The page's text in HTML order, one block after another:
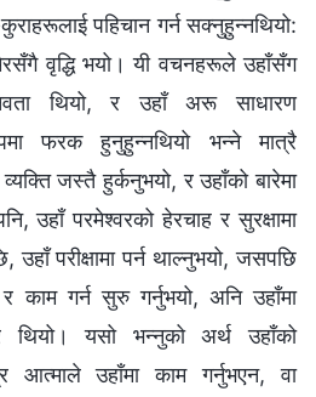
पहिचान गर्न सक्‍नुहुन्‍नथियो:
वृद्धि भयो। यी वचनहरूले उहाँसँग
थियो, र उहाँ अरू साधारण
फरक हुनुहुन्‍नथियो भन्‍ने मात्रै
जस्तै हुर्कनुभयो, र उहाँको बारेमा
उहाँ परमेश्‍वरको हेरचाह र सुरक्षामा
उहाँ परीक्षामा पर्न थाल्‍नुभयो, जसपछि
काम गर्न सुरु गर्नुभयो, अनि उहाँमा
थियो। यसो भन्‍नुको अर्थ उहाँको
आत्‍माले उहाँमा काम गर्नुभएन, वा